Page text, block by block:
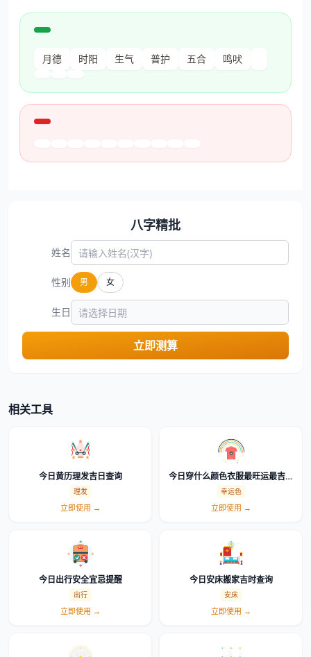
月德 时阳 生气 普护 五合 鸣吠
八字精批
姓名
性别 男 女
生日
立即测算
相关工具
今日黄历理发吉日查询
理发
立即使用 →
今日穿什么颜色衣服最旺运最吉利
幸运色查询
幸运色
立即使用 →
今日出行安全宜忌提醒
出行
立即使用 →
今日安床搬家吉时查询
安床
立即使用 →